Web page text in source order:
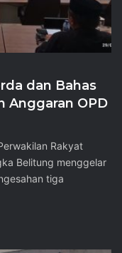
dan Bahas
Anggaran OPD
Rakyat
Belitung menggelar
tiga